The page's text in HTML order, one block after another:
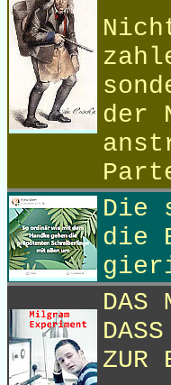
der
Die
die
DAS
ZUR